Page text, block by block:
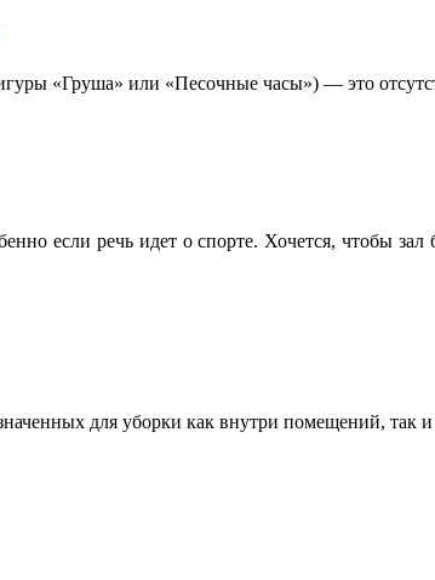
«Груша» или «Песочные часы») — это
если речь идет о спорте. Хочется, чтобы
для уборки как внутри помещений, так